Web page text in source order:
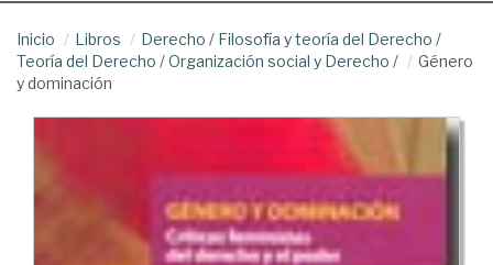
Inicio Libros Derecho / Filosofía y teoría del Derecho /
Teoría del Derecho /Organización social y Derecho /
Género
y dominación